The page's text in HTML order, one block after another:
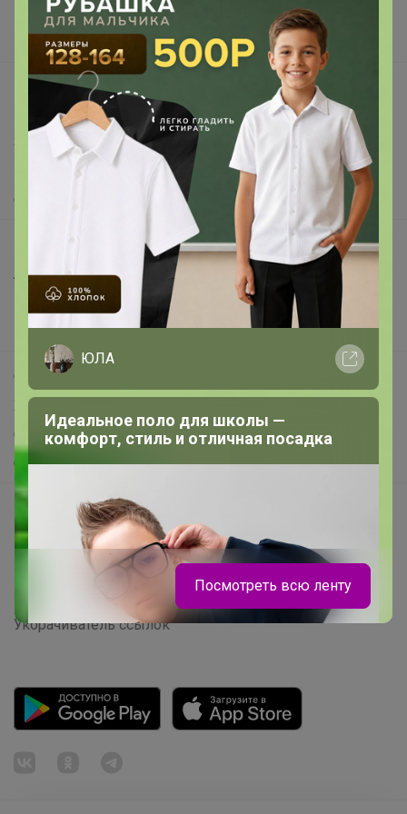
Поставщикам
Вакансии
support@24-ok.ru
Написать в поддержку
Защита покупателя
О нас
Все предложения
Анонсы
Новости
Поддержка альпак
Самое выгодное
Хиты продаж
Самое желанное
Самое быстрое
Начать зарабатывать с 24-ok
Picabox.ru - Лучшее место для ваших изображений
Розыгрыш - Генератор случайных чисел
Пульс нашего маркетплейса
Укорачиватель ссылок
ЮЛА
Идеальное поло для школы —
комфорт, стиль и отличная посадка
Посмотреть всю ленту